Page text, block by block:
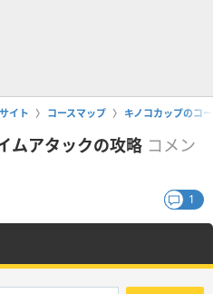
イト コースマップ キノコカップのコ
ムアタックの攻略 コメン
1